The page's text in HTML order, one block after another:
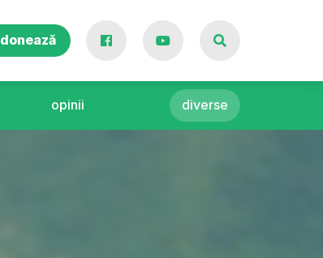
donează
opinii diverse